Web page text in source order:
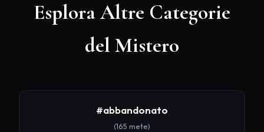
Esplora Altre Categorie
del Mistero
#abbandonato
(165 mete)